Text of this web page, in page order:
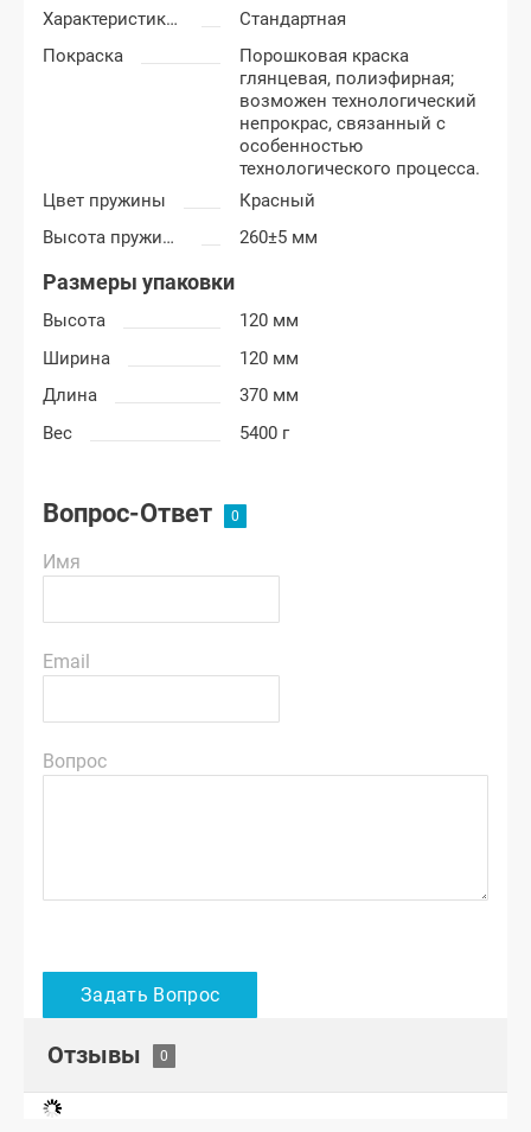
Характеристика пружины
Стандартная
Покраска
Порошковая краска
глянцевая, полиэфирная;
возможен технологический
непрокрас, связанный с
особенностью
технологического процесса.
Цвет пружины
Красный
Высота пружины
260±5 мм
Размеры упаковки
Высота
120 мм
Ширина
120 мм
Длина
370 мм
Вес
5400 г
Вопрос-Ответ
Имя
Email
Вопрос
Отзывы